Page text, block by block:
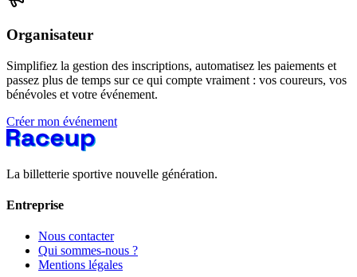
Organisateur
Simplifiez la gestion des inscriptions, automatisez les paiements et
passez plus de temps sur ce qui compte vraiment : vos coureurs, vos
bénévoles et votre événement.
Créer mon événement
La billetterie sportive nouvelle génération.
Entreprise
Nous contacter
Qui sommes-nous ?
Mentions légales